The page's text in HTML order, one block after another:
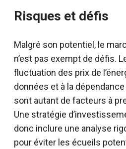
Risques et défis
Malgré son potentiel, le
n’est pas exempt de défis.
fluctuation des prix de
données et à la
sont autant de facteurs à
Une stratégie
donc inclure une analyse
pour éviter les écueils